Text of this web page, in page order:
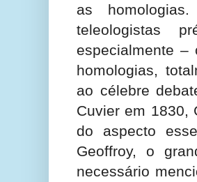
as
teleologistas
especialmente
homologias,
ao célebre
Cuvier em 1830,
do aspecto
Geoffroy, o
necessário